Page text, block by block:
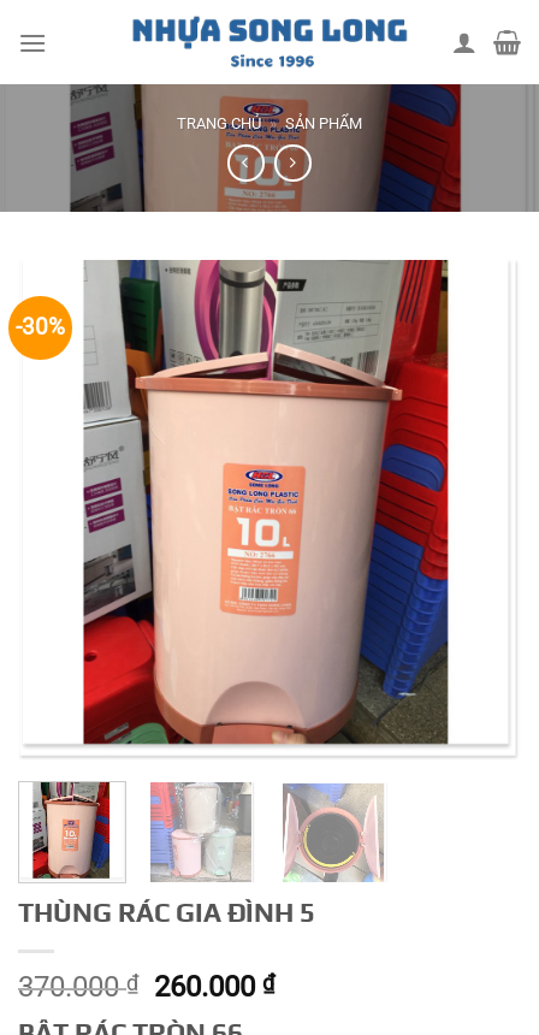
TRANG CHỦ » SẢN PHẨM
-30%
THÙNG RÁC GIA ĐÌNH 5
370.000₫
Giá
gốc
260.000₫Giá